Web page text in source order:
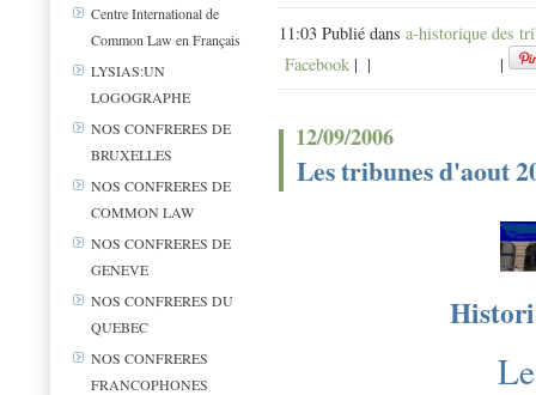
Centre International de
Common Law en Français
LYSIAS:UN
LOGOGRAPHE
NOS CONFRERES DE
BRUXELLES
NOS CONFRERES DE
COMMON LAW
NOS CONFRERES DE
GENEVE
NOS CONFRERES DU
QUEBEC
NOS CONFRERES
FRANCOPHONES
11:03 Publié dans a-historique des
Facebook | | |
12/09/2006
Les tribunes d'aout